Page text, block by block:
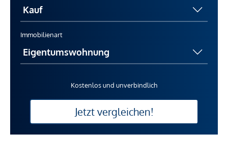
Immobilienart
Kostenlos und unverbindlich
Jetzt vergleichen!